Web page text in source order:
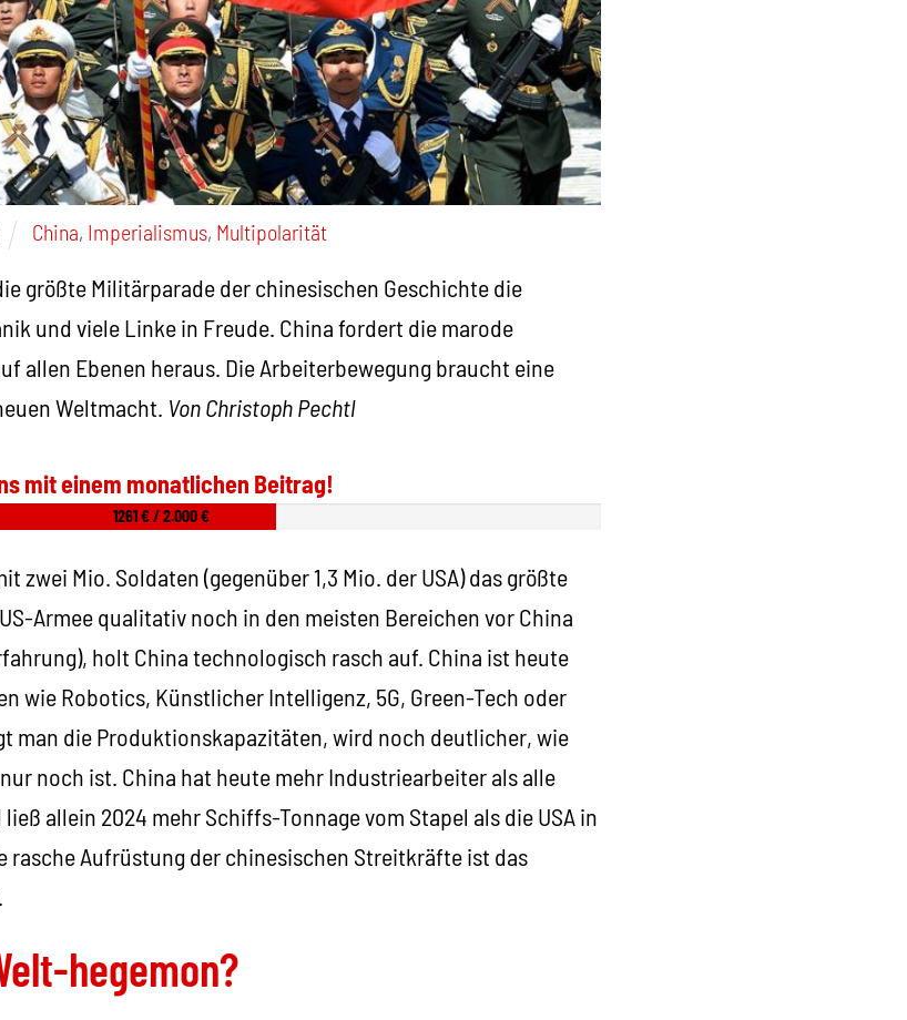
China, Imperialismus, Multipolarität
größte Militärparade der chinesischen Geschichte die
und viele Linke in Freude. China fordert die marode
allen Ebenen heraus. Die Arbeiterbewegung braucht eine
Weltmacht. Von Christoph Pechtl
mit einem monatlichen Beitrag!
1261 € / 2.000 €
zwei Mio. Soldaten (gegenüber 1,3 Mio. der USA) das größte
Armee qualitativ noch in den meisten Bereichen vor China
holt China technologisch rasch auf. China ist heute
wie Robotics, Künstlicher Intelligenz, 5G, Green-Tech oder
man die Produktionskapazitäten, wird noch deutlicher, wie
noch ist. China hat heute mehr Industriearbeiter als alle
allein 2024 mehr Schiffs-Tonnage vom Stapel als die USA in
rasche Aufrüstung der chinesischen Streitkräfte ist das
hegemon?